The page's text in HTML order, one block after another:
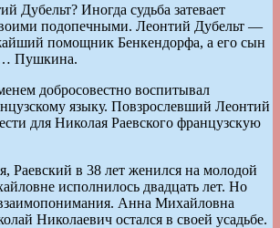
Дубельт? Иногда судьба затевает
подопечными. Леонтий Дубельт —
помощник Бенкендорфа, а его сын
Пушкина.
добросовестно воспитывал
языку. Повзрослевший Леонтий
для Николая Раевского французскую
Раевский в 38 лет женился на молодой
исполнилось двадцать лет. Но
Анна Михайловна
Николаевич остался в своей усадьбе.